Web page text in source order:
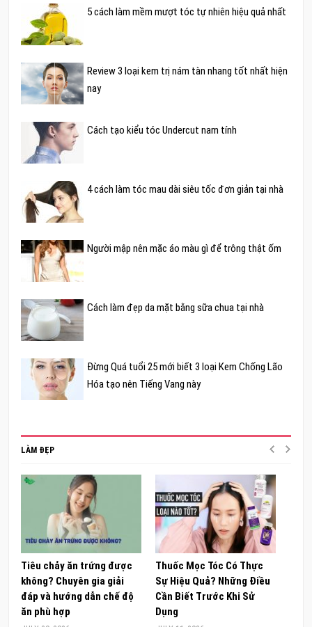
5 cách làm mềm mượt tóc tự nhiên hiệu quả nhất
Review 3 loại kem trị nám tàn nhang tốt nhất hiện
nay
Cách tạo kiểu tóc Undercut nam tính
4 cách làm tóc mau dài siêu tốc đơn giản tại nhà
Người mập nên mặc áo màu gì để trông thật ốm
Cách làm đẹp da mặt bằng sữa chua tại nhà
Đừng Quá tuổi 25 mới biết 3 loại Kem Chống Lão
Hóa tạo nên Tiếng Vang này
LÀM ĐẸP
Tiêu chảy ăn trứng được
không? Chuyên gia giải
đáp và hướng dẫn chế độ
ăn phù hợp
Thuốc Mọc Tóc Có Thực
Sự Hiệu Quả? Những Điều
Cần Biết Trước Khi Sử
Dụng